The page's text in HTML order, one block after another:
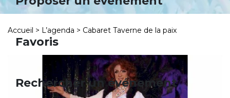
Favoris
Rechercher un événement
Accueil > L’agenda > Cabaret Taverne de la paix